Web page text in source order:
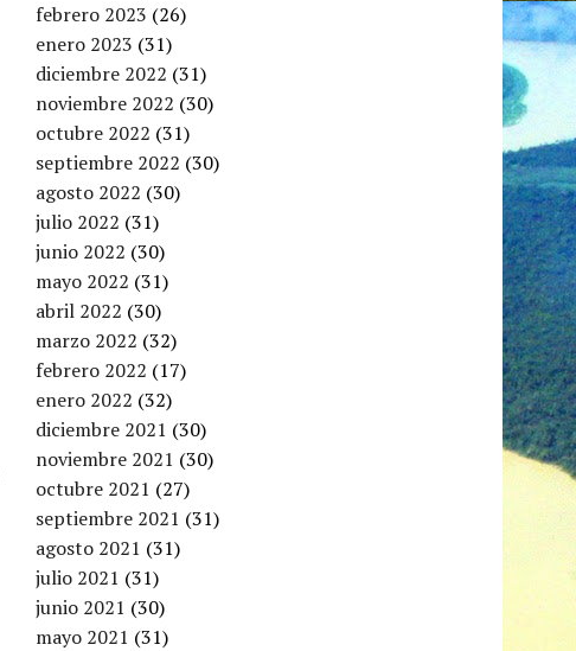
febrero 2023 (26)
enero 2023 (31)
diciembre 2022 (31)
noviembre 2022 (30)
octubre 2022 (31)
septiembre 2022 (30)
agosto 2022 (30)
julio 2022 (31)
junio 2022 (30)
mayo 2022 (31)
abril 2022 (30)
marzo 2022 (32)
febrero 2022 (17)
enero 2022 (32)
diciembre 2021 (30)
noviembre 2021 (30)
octubre 2021 (27)
septiembre 2021 (31)
agosto 2021 (31)
julio 2021 (31)
junio 2021 (30)
mayo 2021 (31)